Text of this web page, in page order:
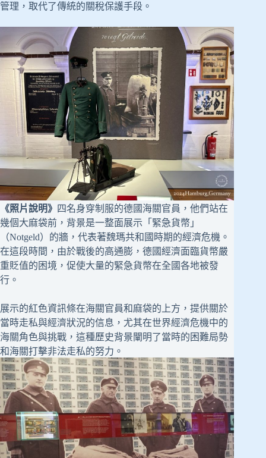
管理，取代了傳統的關稅保護手段。
《照片說明》 四名身穿制服的德國海關官員，他們站在
幾個大麻袋前，背景是一整面展示「緊急貨幣」
（Notgeld）的牆，代表著魏瑪共和國時期的經濟危機。
在這段時間，由於戰後的高通膨，德國經濟面臨貨幣嚴
重貶值的困境，促使大量的緊急貨幣在全國各地被發
行。
展示的紅色資訊條在海關官員和麻袋的上方，提供關於
當時走私與經濟狀況的信息，尤其在世界經濟危機中的
海關角色與挑戰，這種歷史背景闡明了當時的困難局勢
和海關打擊非法走私的努力。